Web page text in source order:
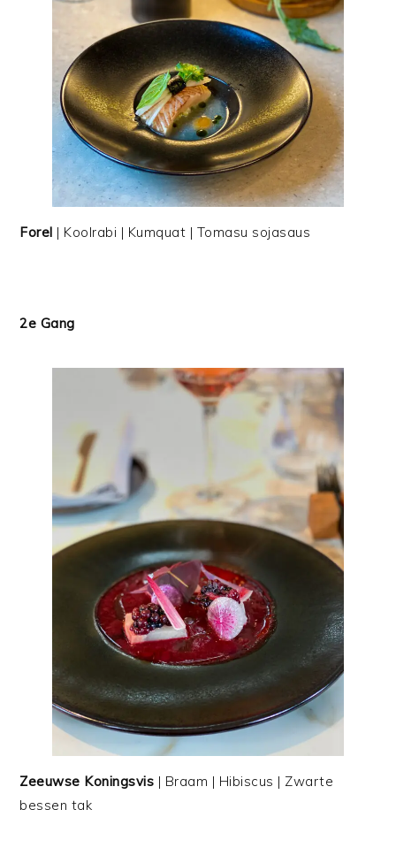
Forel | Koolrabi | Kumquat | Tomasu sojasaus
2e Gang
Zeeuwse Koningsvis | Braam | Hibiscus | Zwarte
bessen tak